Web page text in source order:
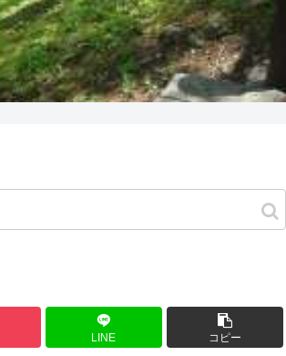
LINE コピー